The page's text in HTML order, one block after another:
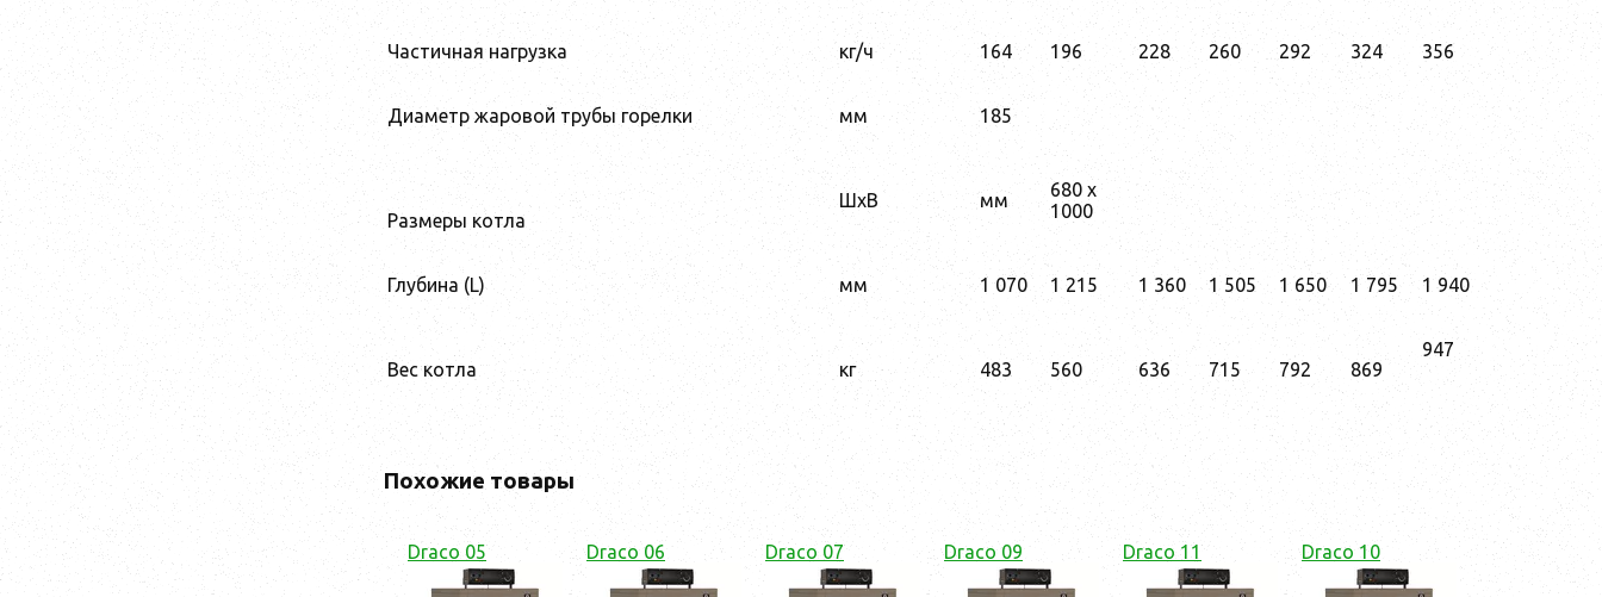
Частичная нагрузка кг/ч 164 196 228 260 292 324 356
Диаметр жаровой трубы горелки мм 185
Размеры котла
ШхВ мм
680 x
1000
Глубина (L) мм 1 070 1 215 1 360 1 505 1 650 1 795 1 940
Вес котла кг 483 560 636 715 792 869
947
Похожие товары
Draco 05 Draco 06 Draco 07 Draco 09 Draco 11 Draco 10